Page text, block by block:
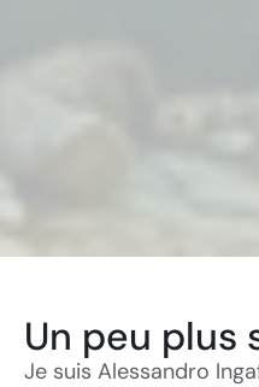
Un peu plus
Je suis Alessandro